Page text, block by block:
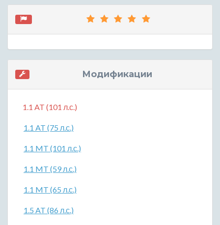
Модификации
1.1 AT (101 л.с.)
1.1 AT (75 л.с.)
1.1 MT (101 л.с.)
1.1 MT (59 л.с.)
1.1 MT (65 л.с.)
1.5 AT (86 л.с.)